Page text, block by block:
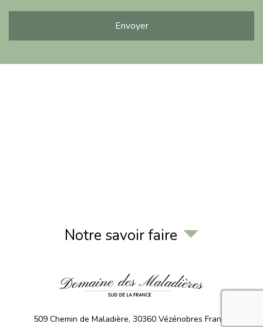
Notre savoir faire
509 Chemin de Maladière, 30360 Vézénobres France